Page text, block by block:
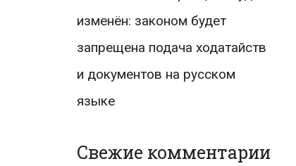
изменён: законом будет
запрещена подача ходатайств
и документов на русском
языке
Свежие комментарии